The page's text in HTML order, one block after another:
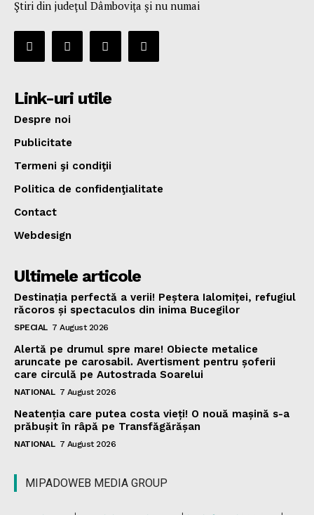
Ştiri din judeţul Dâmboviţa şi nu numai
Link-uri utile
Despre noi
Publicitate
Termeni şi condiţii
Politica de confidenţialitate
Contact
Webdesign
Ultimele articole
Destinația perfectă a verii! Peștera Ialomiței, refugiul
răcoros și spectaculos din inima Bucegilor
SPECIAL 7 August 2026
Alertă pe drumul spre mare! Obiecte metalice
aruncate pe carosabil. Avertisment pentru șoferii
care circulă pe Autostrada Soarelui
NATIONAL 7 August 2026
Neatenția care putea costa vieți! O nouă mașină s-a
prăbușit în râpă pe Transfăgărășan
NATIONAL 7 August 2026
MIPADOWEB MEDIA GROUP